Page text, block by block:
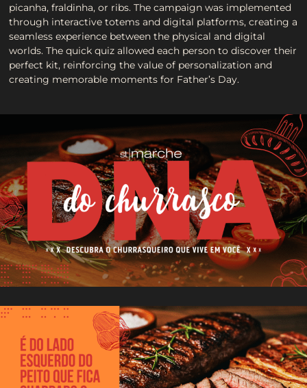
picanha, fraldinha, or ribs. The campaign was implemented
through interactive totems and digital platforms, creating a
seamless experience between the physical and digital
worlds. The quick quiz allowed each person to discover their
perfect kit, reinforcing the value of personalization and
creating memorable moments for Father’s Day.